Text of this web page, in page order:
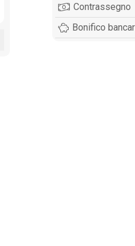
Contrassegno
Bonifico